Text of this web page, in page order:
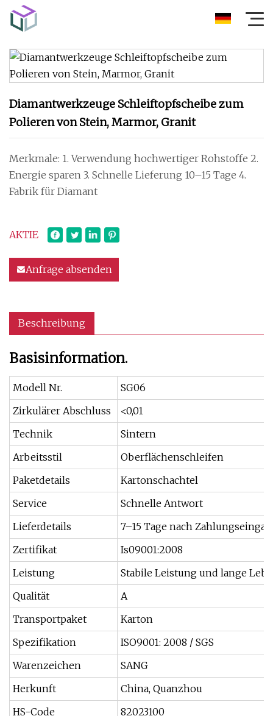
Diamantwerkzeuge Schleiftopfscheibe zum
Polieren von Stein, Marmor, Granit
Merkmale: 1. Verwendung hochwertiger Rohstoffe 2.
Energie sparen 3. Schnelle Lieferung 10–15 Tage 4.
Fabrik für Diamant
AKTIE
Anfrage absenden
Beschreibung
Basisinformation.
Modell Nr.
SG06
Zirkulärer Abschluss
<0,01
Technik
Sintern
Arbeitsstil
Oberflächenschleifen
Paketdetails
Kartonschachtel
Service
Schnelle Antwort
Lieferdetails
7–15 Tage nach
Zertifikat
Is09001:2008
Leistung
Stabile Leistung und lange
Qualität
A
Transportpaket
Karton
Spezifikation
ISO9001: 2008 / SGS
Warenzeichen
SANG
Herkunft
China, Quanzhou
HS-Code
82023100